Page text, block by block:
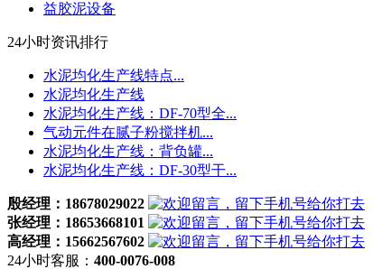
益胶泥设备
24小时资讯排行
水泥均化生产线特点...
水泥均化生产线
水泥均化生产线：DF-70型全...
气动元件在腻子粉搅拌机...
水泥均化生产线：背负罐...
水泥均化生产线：DF-30型干...
殷经理：18678029022
张经理：18653668101
高经理：15662567602
24小时客服： 400-0076-008